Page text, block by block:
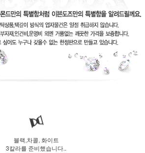
블랙,차콜, 화이트
3칼라를 준비했습니다..